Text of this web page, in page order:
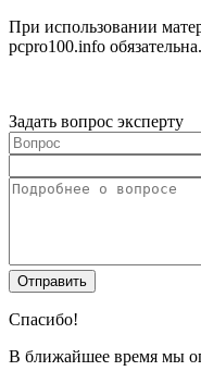
При использовании
pcpro100.info обязательна.
Задать вопрос эксперту
Спасибо!
В ближайшее время мы